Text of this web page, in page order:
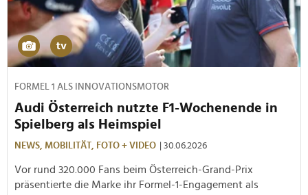
FORMEL 1 ALS INNOVATIONSMOTOR
Audi Österreich nutzte F1-Wochenende in
Spielberg als Heimspiel
NEWS, MOBILITÄT, FOTO + VIDEO | 30.06.2026
Vor rund 320.000 Fans beim Österreich-Grand-Prix
präsentierte die Marke ihr Formel-1-Engagement als